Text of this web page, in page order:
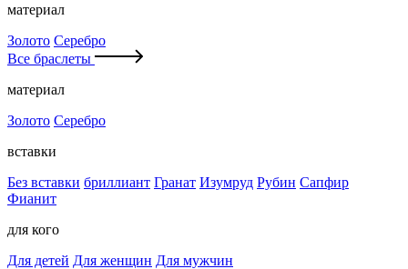
материал
Золото Серебро
Все браслеты
материал
Золото Серебро
вставки
Без вставки бриллиант Гранат Изумруд Рубин Сапфир
Фианит
для кого
Для детей Для женщин Для мужчин